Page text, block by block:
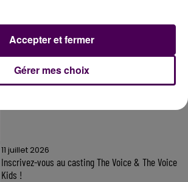
31 juillet 2026
11 juillet 2026
Inscrivez-vous au casting The Voice & The Voice
Kids !
Gérer mes choix
Accepter et fermer